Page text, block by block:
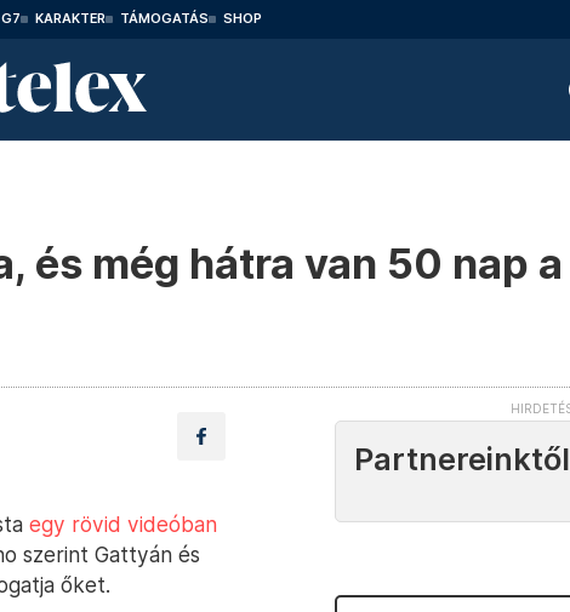
G7 KARAKTER TÁMOGATÁS SHOP
és még hátra van 50 nap a
egy rövid videóban
szerint Gattyán és
őket.
Partnereinktől